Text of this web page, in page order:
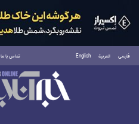
فارسی العربية English تماس با ما
جمعه ۱۶ مرداد ۱۴۰۵